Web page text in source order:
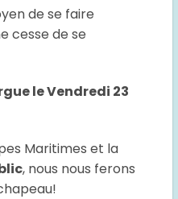
de se faire
cesse de se
le Vendredi 23
Maritimes et la
, nous nous ferons